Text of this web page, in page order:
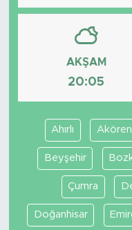
AKŞAM
20:05
Ahırlı Akören
Beyşehir
Çumra
Doğanhisar